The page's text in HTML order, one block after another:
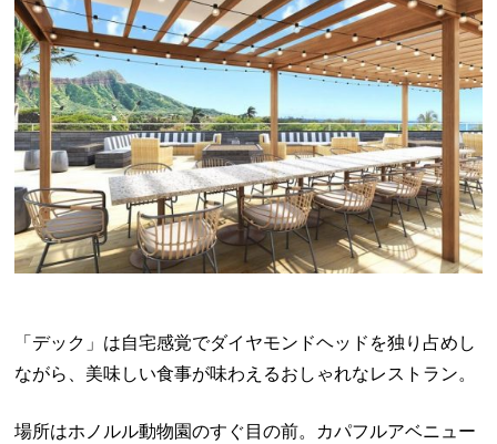
「デック」は自宅感覚でダイヤモンドヘッドを独り占めし
ながら、美味しい食事が味わえるおしゃれなレストラン。
場所はホノルル動物園のすぐ目の前。カパフルアベニュー